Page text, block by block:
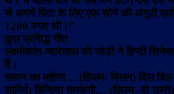
से अपने पिता के लिए एक सोने की अंगूठी
1200 रुपए थी।”
कुछ प्रसिद्ध गीत
लक्ष्मीकांत-प्यारेलाल की जोड़ी ने हिन्दी
हैं।
सावन का महीना… (फ़िल्म- मिलन) दिल विल
शागिर्द) बिन्दिया चमकेगी… (फ़िल्म- दो